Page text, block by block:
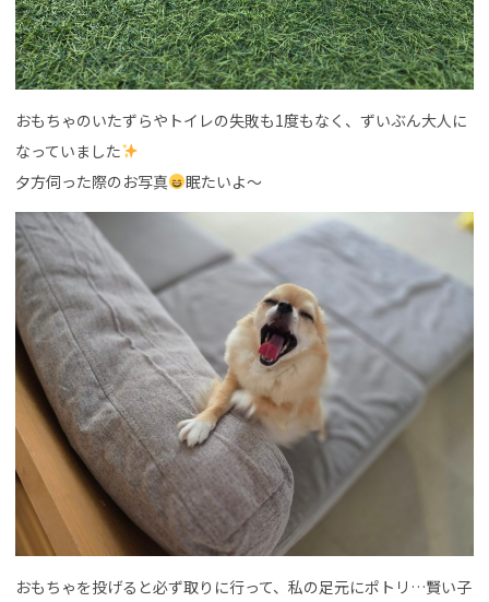
おもちゃのいたずらやトイレの失敗も1度もなく、ずいぶん大人に
なっていました
夕方伺った際のお写真
眠たいよ～
おもちゃを投げると必ず取りに行って、私の足元にポトリ…賢い子